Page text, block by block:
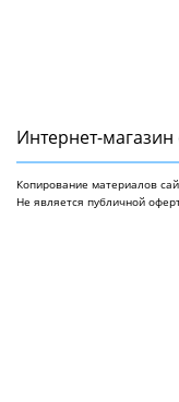
Интернет-
Копирование материалов
Не является публичной